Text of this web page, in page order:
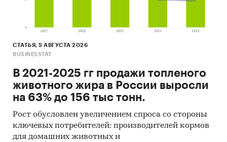
СТАТЬЯ, 5 АВГУСТА 2026
BUSINESSTAT
В 2021-2025 гг продажи топленого
животного жира в России выросли
на 63% до 156 тыс тонн.
Рост обусловлен увеличением спроса со стороны
ключевых потребителей: производителей кормов
для домашних животных и